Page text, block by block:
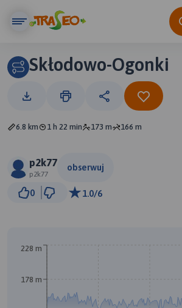
Skłodowo-Ogonki
6.8 km 1 h 22 min 173 m 166 m
p2k77
p2k77
obserwuj
0 1.0/6
178 m
228 m